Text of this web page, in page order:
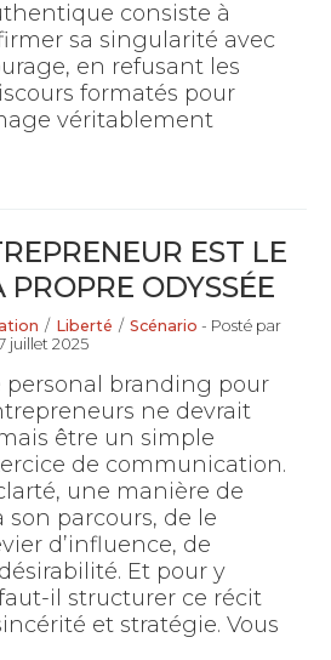
consiste à
sa singularité avec
en refusant les
formatés pour
véritablement
EST LE
PROPRE ODYSSÉE
/ Liberté / Scénario - Posté par
juillet 2025
personal branding pour
ne devrait
être un simple
de communication.
une manière de
parcours, de le
d’influence, de
Et pour y
il structurer ce récit
et stratégie. Vous